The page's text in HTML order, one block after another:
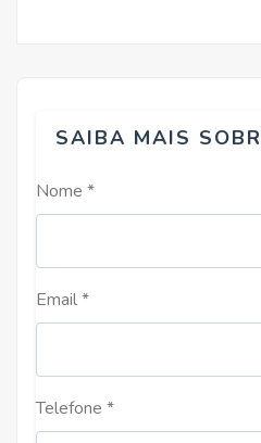
SAIBA MAIS
Nome *
Email *
Telefone *